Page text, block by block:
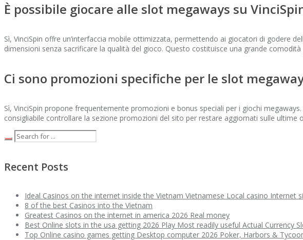
È possibile giocare alle slot megaways su
Sì, VinciSpin offre un’interfaccia mobile ottimizzata, permettendo ai giocatori di godere
dimensioni senza sacrificare la qualità del gioco. Questo costituisce una grande
Ci sono promozioni specifiche per le slot
Sì, VinciSpin propone frequentemente promozioni e bonus speciali per i giochi
consigliabile controllare la sezione promozioni del sito per restare aggiornati sulle
Recent Posts
Ideal Casinos on the internet inside the Vietnam Vietnamese Local casino Internet
8 of the best Casinos into the Vietnam
Greatest Casinos on the internet in america 2026 Real money
Best Online slots in the usa getting 2026 Play Most readily useful Actual Currency
Top Online casino games getting Desktop computer 2026 Poker, Harbors &